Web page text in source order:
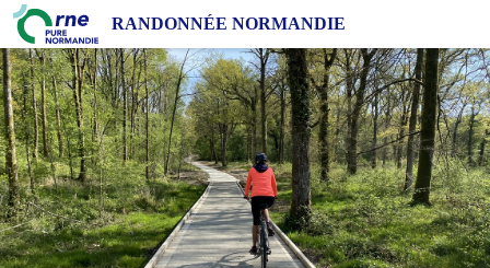
RANDONNÉE NORMANDIE
Voie verte : Briouze - Bagnoles de l'Orne Normandie